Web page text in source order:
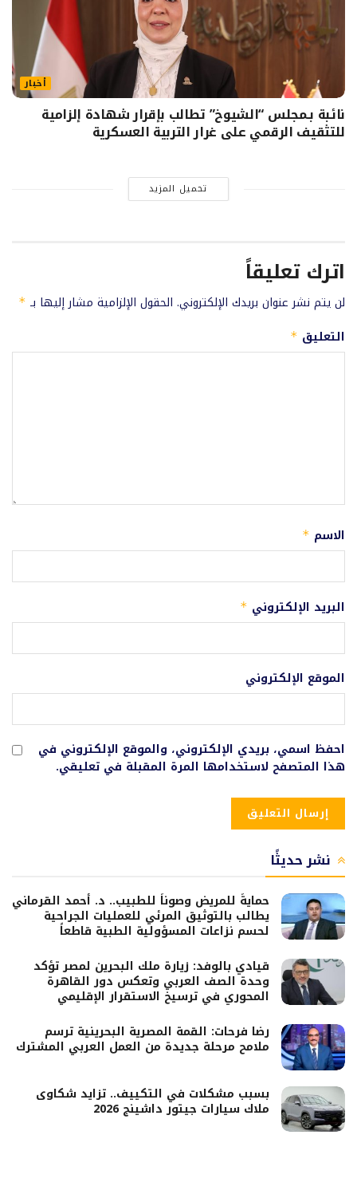
أخبار
نائبة بـمجلس “الشيوخ” تطالب بإقرار شهادة إلزامية
للتثقيف الرقمي على غرار التربية العسكرية
تحميل المزيد
اترك تعليقاً
لن يتم نشر عنوان بريدك الإلكتروني. الحقول الإلزامية مشار إليها بـ *
التعليق *
الاسم *
البريد الإلكتروني *
الموقع الإلكتروني
احفظ اسمي، بريدي الإلكتروني، والموقع الإلكتروني في
هذا المتصفح لاستخدامها المرة المقبلة في تعليقي.
نشر حديثًا
حمايةً للمريض وصوناً للطبيب.. د. أحمد القرماني
يطالب بالتوثيق المرئي للعمليات الجراحية
لحسم نزاعات المسؤولية الطبية قاطعاً
قيادي بالوفد: زيارة ملك البحرين لمصر تؤكد
وحدة الصف العربي وتعكس دور القاهرة
المحوري في ترسيخ الاستقرار الإقليمي
رضا فرحات: القمة المصرية البحرينية ترسم
ملامح مرحلة جديدة من العمل العربي المشترك
بسبب مشكلات في التكييف.. تزايد شكاوى
ملاك سيارات جيتور داشينج 2026